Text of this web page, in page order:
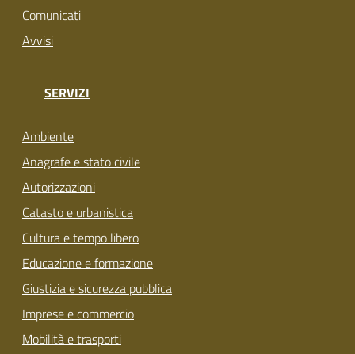
Comunicati
Avvisi
SERVIZI
Ambiente
Anagrafe e stato civile
Autorizzazioni
Catasto e urbanistica
Cultura e tempo libero
Educazione e formazione
Giustizia e sicurezza pubblica
Imprese e commercio
Mobilità e trasporti